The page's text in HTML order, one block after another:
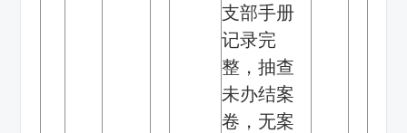
支部手册
记录完
整，抽查
未办结案
卷，无案